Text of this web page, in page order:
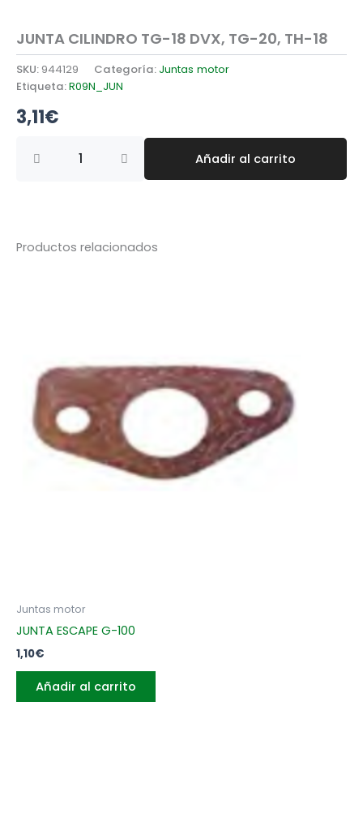
JUNTA CILINDRO TG-18 DVX, TG-20, TH-18
SKU: 944129 Categoría: Juntas motor
Etiqueta:R09N_JUN
3,11€
CILINDRO
20,
TH-
Añadir al carrito
Productos relacionados
Juntas motor
JUNTA ESCAPE G-100
1,10€
Añadir al carrito